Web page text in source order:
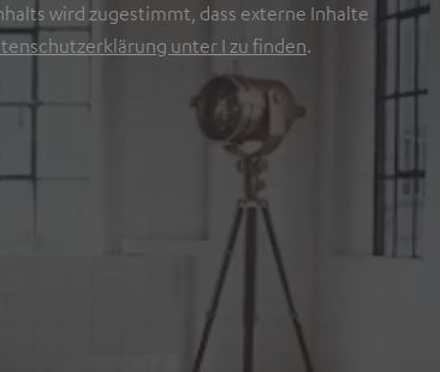
wird zugestimmt, dass externe Inhalte
unter I zu finden.